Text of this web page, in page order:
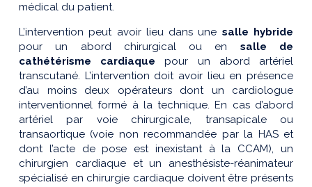
médical du patient.
L’intervention peut avoir lieu dans une salle hybride
pour un abord chirurgical ou en salle de
cathétérisme cardiaque pour un abord artériel
transcutané. L’intervention doit avoir lieu en présence
d’au moins deux opérateurs dont un cardiologue
interventionnel formé à la technique. En cas d’abord
artériel par voie chirurgicale, transapicale ou
transaortique (voie non recommandée par la HAS et
dont l’acte de pose est inexistant à la CCAM), un
chirurgien cardiaque et un anesthésiste-réanimateur
spécialisé en chirurgie cardiaque doivent être présents